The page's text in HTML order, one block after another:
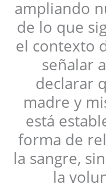
ampliando
de lo que
el contexto
señalar
declarar
madre y
está
forma de
la sangre,
la